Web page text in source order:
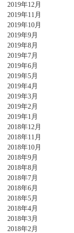
2019年12月
2019年11月
2019年10月
2019年9月
2019年8月
2019年7月
2019年6月
2019年5月
2019年4月
2019年3月
2019年2月
2019年1月
2018年12月
2018年11月
2018年10月
2018年9月
2018年8月
2018年7月
2018年6月
2018年5月
2018年4月
2018年3月
2018年2月